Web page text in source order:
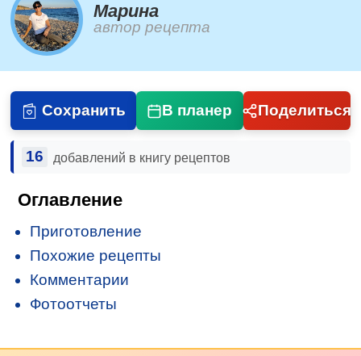
Марина
автор рецепта
Сохранить В планер Поделиться
16 добавлений в книгу рецептов
Оглавление
Приготовление
Похожие рецепты
Комментарии
Фотоотчеты